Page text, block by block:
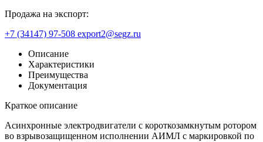
Продажа на экспорт:
+7 (34147) 97-508 export2@segz.ru
Описание
Характеристики
Преимущества
Документация
Краткое описание
Асинхронные электродвигатели с короткозамкнутым ротором
во взрывозащищенном исполнении АИМЛ с маркировкой по